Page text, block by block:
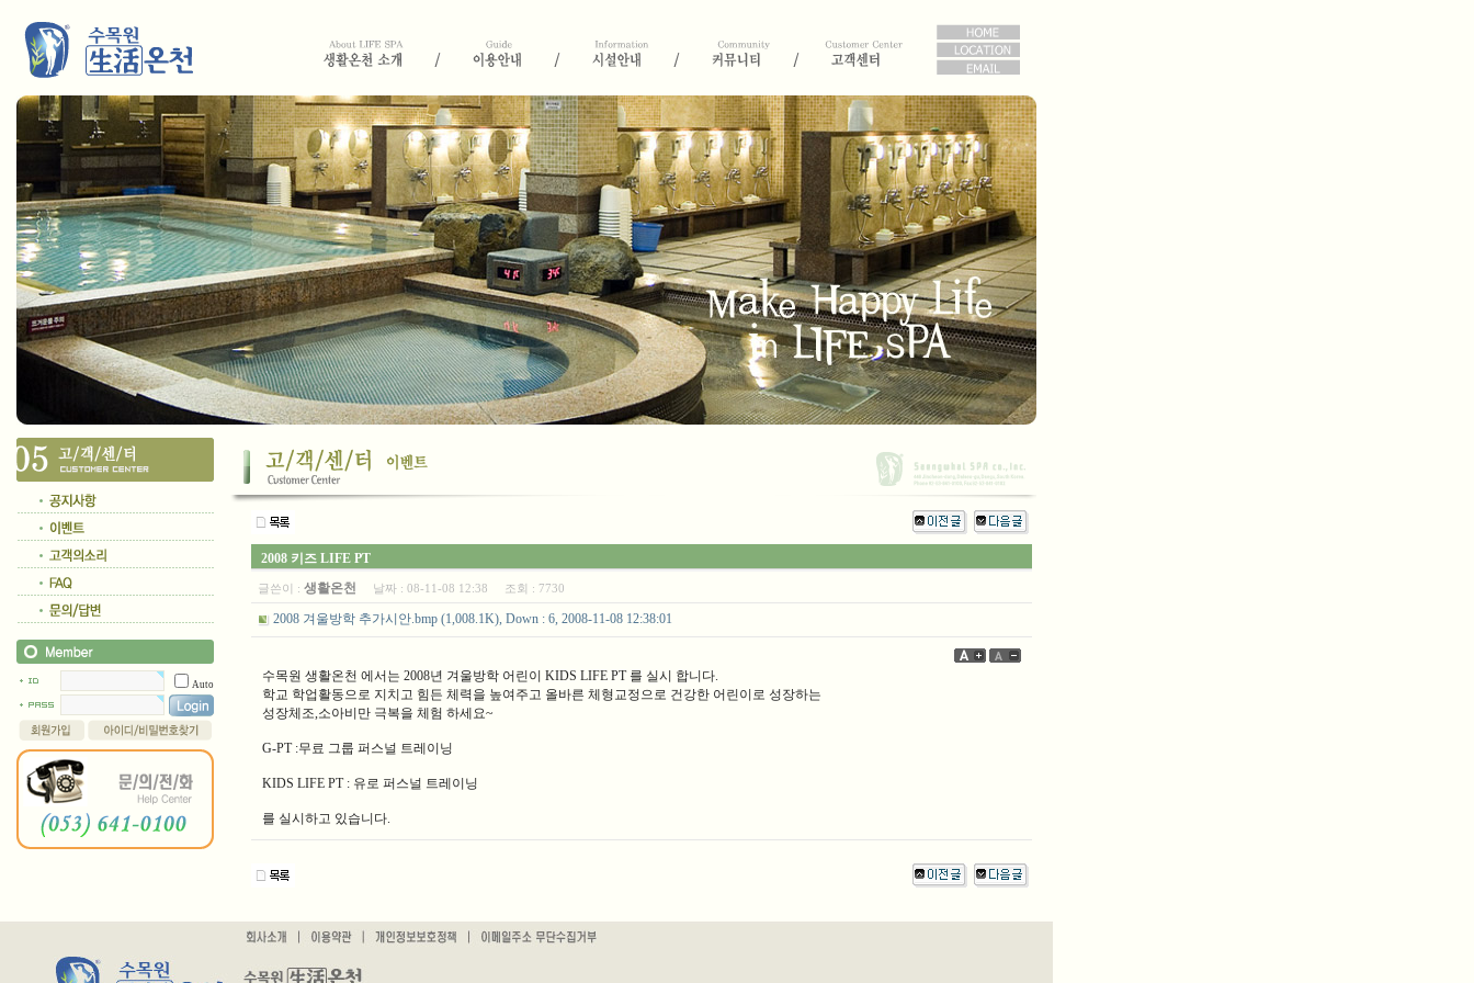
Auto
2008 키즈 LIFE PT
글쓴이 : 생활온천 날짜 : 08-11-08 12:38 조회 : 7730
2008 겨울방학 추가시안.bmp (1,008.1K), Down : 6, 2008-11-08 12:38:01
수목원 생활온천 에서는 2008년 겨울방학 어린이 KIDS LIFE PT 를 실시 합니다.
학교 학업활동으로 지치고 힘든 체력을 높여주고 올바른 체형교정으로 건강한 어린이로 성장하는
성장체조,소아비만 극복을 체험 하세요~
G-PT :무료 그룹 퍼스널 트레이닝
KIDS LIFE PT : 유로 퍼스널 트레이닝
를 실시하고 있습니다.